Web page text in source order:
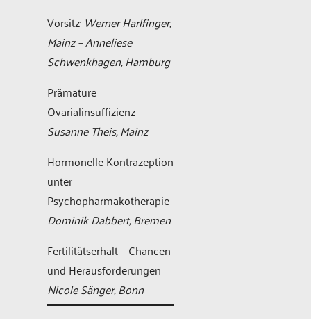
Vorsitz: Werner Harlfinger,
Mainz – Anneliese
Schwenkhagen, Hamburg
Prämature
Ovarialinsuffizienz
Susanne Theis, Mainz
Hormonelle Kontrazeption
unter
Psychopharmakotherapie
Dominik Dabbert, Bremen
Fertilitätserhalt – Chancen
und Herausforderungen
Nicole Sänger, Bonn